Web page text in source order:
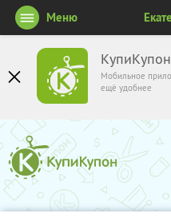
КупиКупон
Мобильное
ещё удобнее
Меню